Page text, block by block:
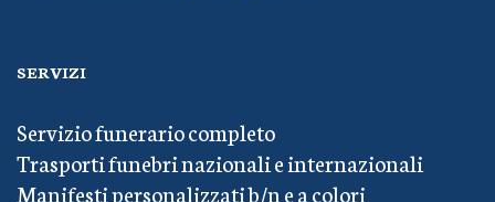
SERVIZI
Servizio funerario completo
Trasporti funebri nazionali e internazionali
Manifesti personalizzati b/n e a colori